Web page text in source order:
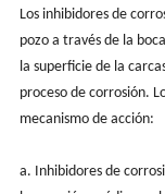
Los inhibidores de
pozo a través de la
la superficie de la
proceso de corrosión.
mecanismo de acción:
a. Inhibidores de